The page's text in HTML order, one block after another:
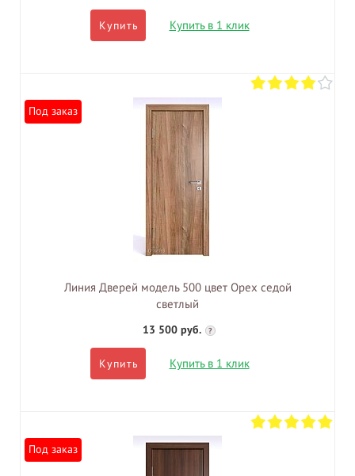
Купить Купить в 1 клик
Под заказ
Линия Дверей модель 500 цвет Орех седой
светлый
13 500 руб. ?
Купить Купить в 1 клик
Под заказ